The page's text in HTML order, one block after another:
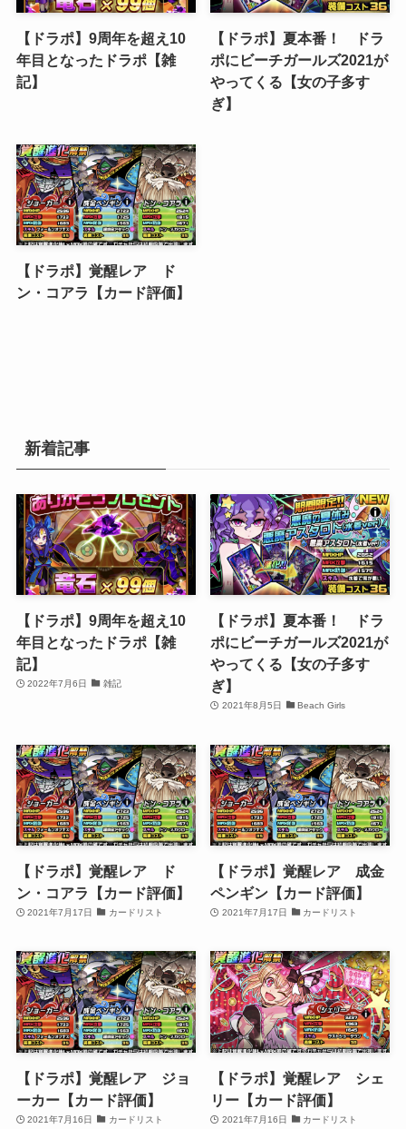
【ドラポ】9周年を超え10
年目となったドラポ【雑
記】
【ドラポ】夏本番！ ドラ
ポにビーチガールズ2021が
やってくる【女の子多す
ぎ】
【ドラポ】覚醒レア ド
ン・コアラ【カード評価】
新着記事
【ドラポ】9周年を超え10
年目となったドラポ【雑
記】
2022年7月6日 雑記
【ドラポ】夏本番！ ドラ
ポにビーチガールズ2021が
やってくる【女の子多す
ぎ】
2021年8月5日 Beach Girls
【ドラポ】覚醒レア ド
ン・コアラ【カード評価】
2021年7月17日 カードリスト
【ドラポ】覚醒レア 成金
ペンギン【カード評価】
2021年7月17日 カードリスト
【ドラポ】覚醒レア ジョ
ーカー【カード評価】
2021年7月16日 カードリスト
【ドラポ】覚醒レア シェ
リー【カード評価】
2021年7月16日 カードリスト